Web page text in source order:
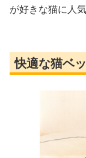
が好きな猫に人気
快適な猫ベ